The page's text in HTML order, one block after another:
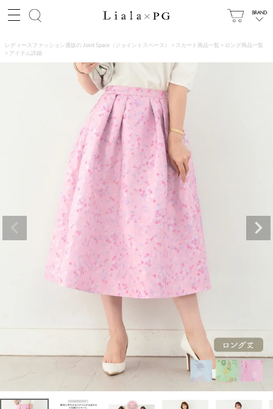
レディースファッション通販の Joint Space（ジョイントスペース） スカート商品一覧
ロング商品一覧
アイテム詳細